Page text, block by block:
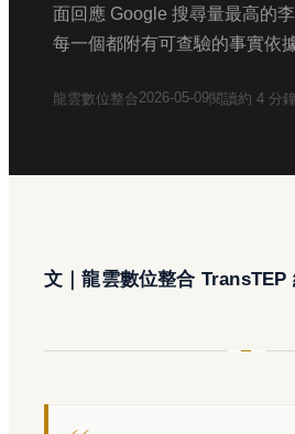
面回應 Google 搜尋量最高的
每一個都附有可查驗的事實依據
龍雲數位整合2026-05-09閱讀約 4 分
文｜龍雲數位整合 TransTEP